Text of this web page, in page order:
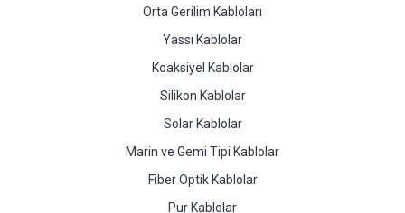
Orta Gerilim Kabloları
Yassı Kablolar
Koaksiyel Kablolar
Silikon Kablolar
Solar Kablolar
Marin ve Gemi Tipi Kablolar
Fiber Optik Kablolar
Pur Kablolar